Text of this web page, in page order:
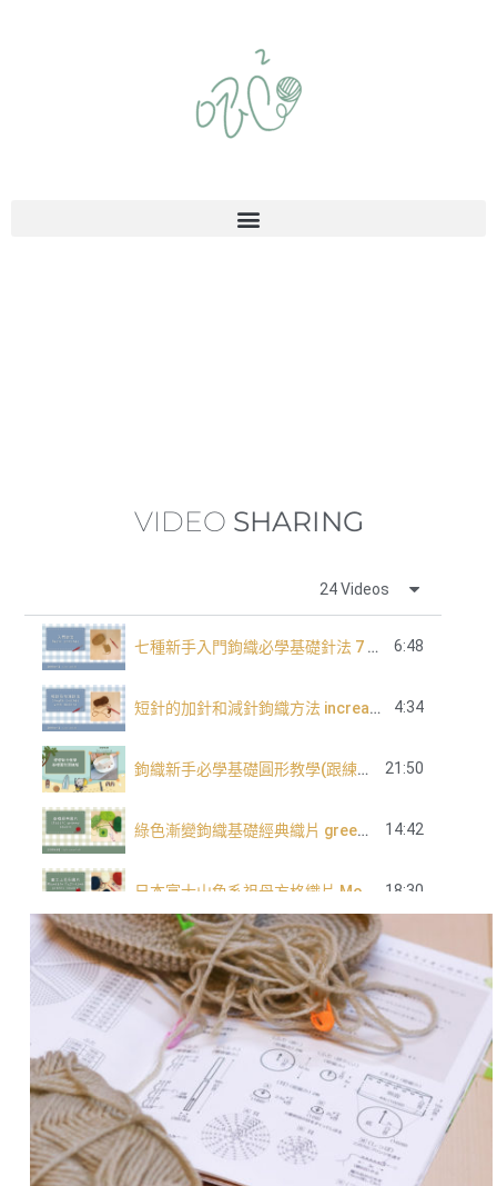
VIDEO SHARING
24 Videos
七種新手入門鉤織必學基礎針法 7 basic crochet stitch for beginners 6:48
短針的加針和減針鉤織方法 increase and decrease of single crochet 4:34
鉤織新手必學基礎圓形教學(跟練版) 21:50
綠色漸變鉤織基礎經典織片 green tone classic granny square 14:42
18:30
長針的加針及減針 increase and decrease of double crochet
中長針的加針及減針 increase and decrease of half double crochet
內鉤短針及外鉤短針的鉤織做法教學 How to make fbsc and bpsc for crochet
內鉤長針及外鉤長針的鉤織做法教學 How to make fbdc and bpdc for crochet